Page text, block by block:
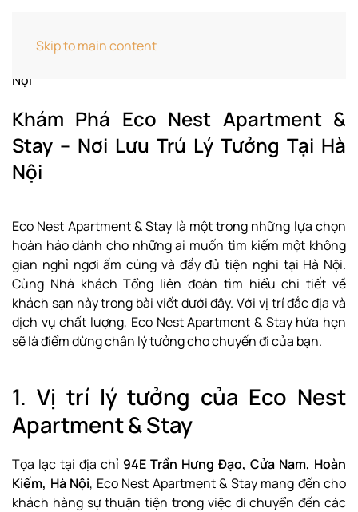
Skip to main content
Home Cẩm Nang Khách Sạn
Nội
Khám Phá Eco Nest Apartment &
Stay – Nơi Lưu Trú Lý Tưởng Tại Hà
Nội
Eco Nest Apartment & Stay là một trong những lựa chọn
hoàn hảo dành cho những ai muốn tìm kiếm một không
gian nghỉ ngơi ấm cúng và đầy đủ tiện nghi tại Hà Nội.
Cùng Nhà khách Tổng liên đoàn tìm hiểu chi tiết về
khách sạn này trong bài viết dưới đây. Với vị trí đắc địa và
dịch vụ chất lượng, Eco Nest Apartment & Stay hứa hẹn
sẽ là điểm dừng chân lý tưởng cho chuyến đi của bạn.
1. Vị trí lý tưởng của Eco Nest
Apartment & Stay
Tọa lạc tại địa chỉ 94E Trần Hưng Đạo, Cửa Nam, Hoàn
Kiếm, Hà Nội, Eco Nest Apartment & Stay mang đến cho
khách hàng sự thuận tiện trong việc di chuyển đến các